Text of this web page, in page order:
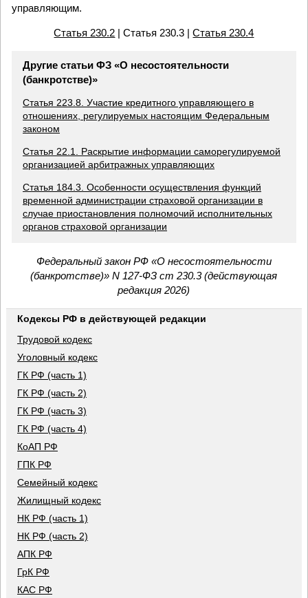
управляющим.
Статья 230.2 | Статья 230.3 |Статья 230.4
Другие статьи ФЗ «О несостоятельности
(банкротстве)»
Статья 223.8. Участие кредитного управляющего в
отношениях, регулируемых настоящим Федеральным
законом
Статья 22.1. Раскрытие информации саморегулируемой
организацией арбитражных управляющих
Статья 184.3. Особенности осуществления функций
временной администрации страховой организации в
случае приостановления полномочий исполнительных
органов страховой организации
Федеральный закон РФ «О несостоятельности
(банкротстве)» N 127-ФЗ ст 230.3 (действующая
редакция 2026)
Кодексы РФ в действующей редакции
Трудовой кодекс
Уголовный кодекс
ГК РФ (часть 1)
ГК РФ (часть 2)
ГК РФ (часть 3)
ГК РФ (часть 4)
КоАП РФ
ГПК РФ
Семейный кодекс
Жилищный кодекс
НК РФ (часть 1)
НК РФ (часть 2)
АПК РФ
ГрК РФ
КАС РФ